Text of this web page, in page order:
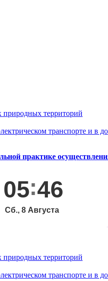
природных территорий
транспорте и в
практике
05 46
Сб., 8 Августа
природных территорий
транспорте и в